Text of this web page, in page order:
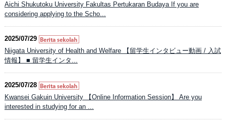
Aichi Shukutoku University Fakultas Pertukaran Budaya If you are
considering applying to the Scho...
2025/07/29
Niigata University of Health and Welfare 【留学生インタビュー動画 / 入試
情報】 ■ 留学生インタ...
2025/07/28
Kwansei Gakuin University 【Online Information Session】 Are you
interested in studying for an ...